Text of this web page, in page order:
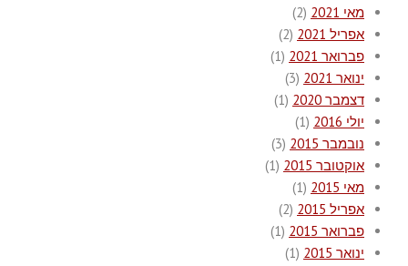
מאי 2021
(2)
אפריל 2021
(2)
פברואר 2021
(1)
ינואר 2021
(3)
דצמבר 2020
(1)
יולי 2016
(1)
נובמבר 2015
(3)
אוקטובר 2015
(1)
מאי 2015
(1)
אפריל 2015
(2)
פברואר 2015
(1)
ינואר 2015
(1)